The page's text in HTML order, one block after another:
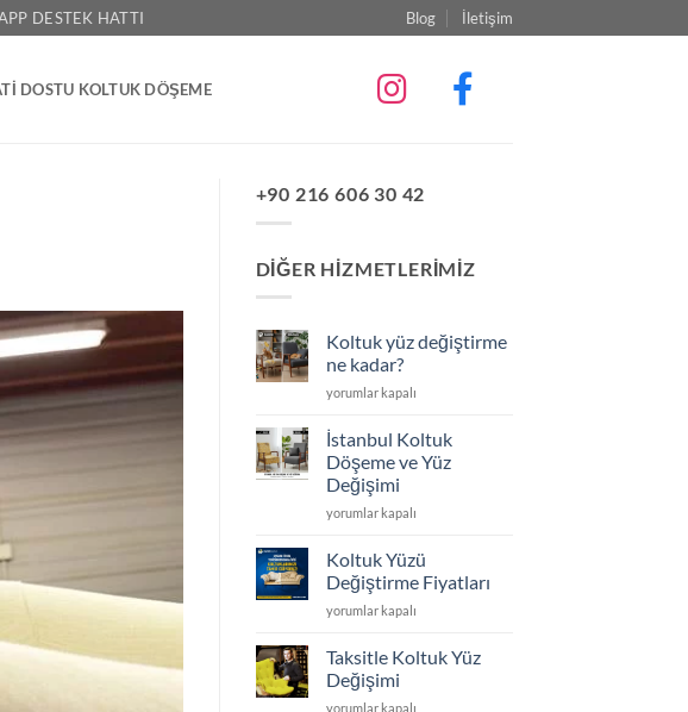
DESTEK HATTI Blog İletişim
DOSTU KOLTUK DÖŞEME
+90 216 606 30 42
DIĞER HIZMETLERIMIZ
Koltuk yüz değiştirme
ne kadar?
Koltuk
değiştirme
kadar?
için
yorumlar kapalı
İstanbul Koltuk
Döşeme ve Yüz
Değişimi
İstanbul
Döşeme
Yüz
Değişimi
yorumlar kapalı
Koltuk Yüzü
Değiştirme Fiyatları
Koltuk
Değiştirme
Fiyatları
için
yorumlar kapalı
Taksitle Koltuk Yüz
Değişimi
Taksitle
yorumlar kapalı